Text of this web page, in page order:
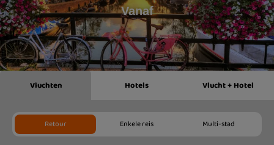
Vanaf